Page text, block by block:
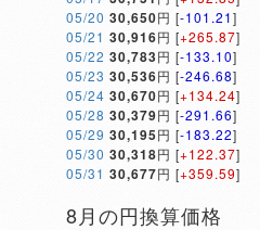
05/20 30,650円 [-101.21]
05/21 30,916円 [+265.87]
05/22 30,783円 [-133.10]
05/23 30,536円 [-246.68]
05/24 30,670円 [+134.24]
05/28 30,379円 [-291.66]
05/29 30,195円 [-183.22]
05/30 30,318円 [+122.37]
05/31 30,677円 [+359.59]
8月の円換算価格